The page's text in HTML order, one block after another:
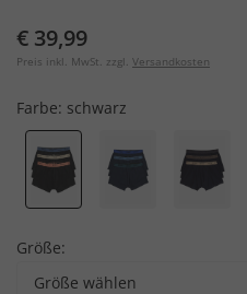
€ 39,99
Preis inkl. MwSt. zzgl. Versandkosten
Farbe: schwarz
Größe:
Größe wählen